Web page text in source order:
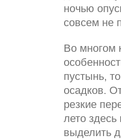
ночью
совсем не
Во многом
пустынь,
осадков.
резкие
лето
выделить